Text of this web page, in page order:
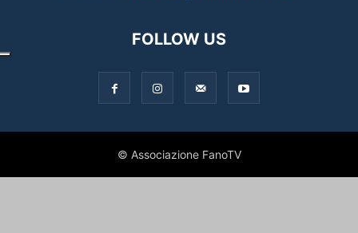
FOLLOW US
© Associazione FanoTV